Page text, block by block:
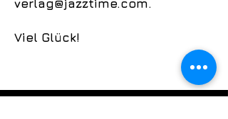
verlag@jazztime.com.
Viel Glück!